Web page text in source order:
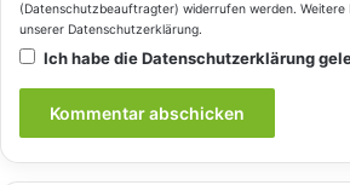
(Datenschutzbeauftragter) widerrufen werden. Weitere
unserer Datenschutzerklärung.
Ich habe dieDatenschutzerklärung